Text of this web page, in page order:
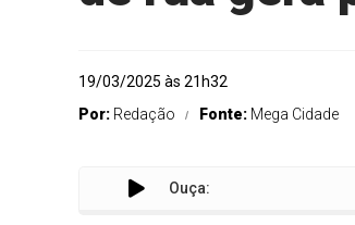
19/03/2025 às 21h32
Por: Redação Fonte: Mega Cidade
Ouça: